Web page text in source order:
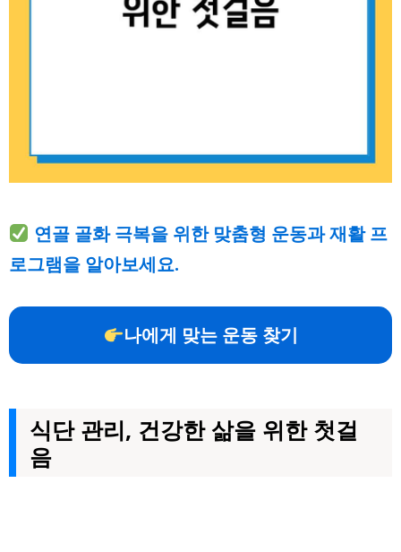
연골 골화 극복을 위한 맞춤형 운동과 재활 프
로그램을 알아보세요.
나에게 맞는 운동 찾기
식단 관리, 건강한 삶을 위한 첫걸
음